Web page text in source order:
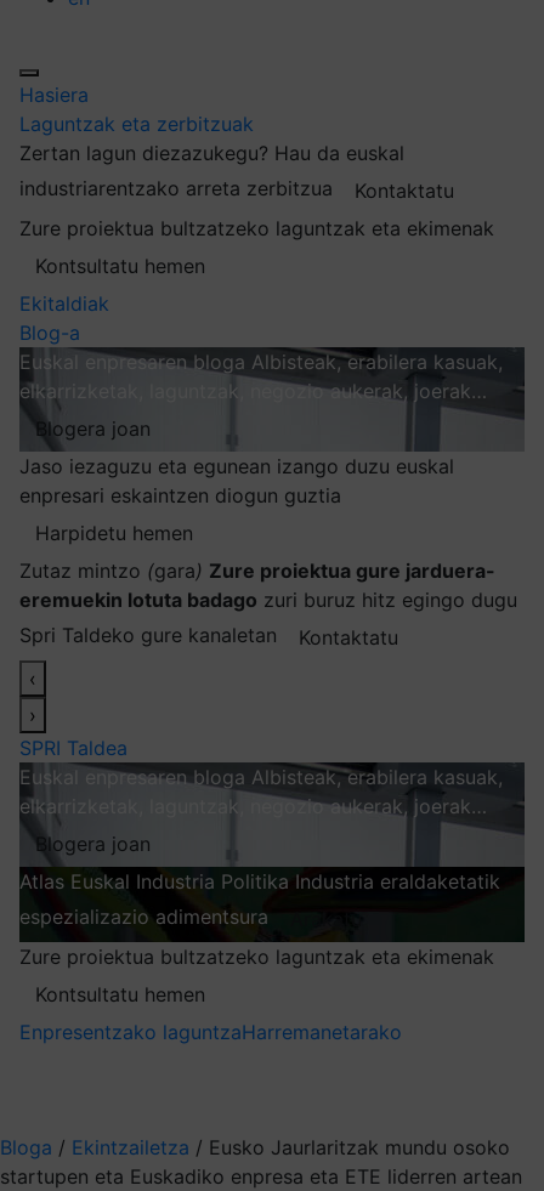
Hasiera
Laguntzak eta zerbitzuak
Zertan lagun diezazukegu? Hau da euskal
industriarentzako arreta zerbitzua
Kontaktatu
Zure proiektua bultzatzeko laguntzak eta ekimenak
Kontsultatu hemen
Ekitaldiak
Blog-a
Euskal enpresaren bloga Albisteak, erabilera kasuak,
elkarrizketak, laguntzak, negozio aukerak, joerak…
Blogera joan
Jaso iezaguzu eta egunean izango duzu euskal
enpresari eskaintzen diogun guztia
Harpidetu hemen
Zutaz mintzo (gara) Zure proiektua gure jarduera-
eremuekin lotuta badago zuri buruz hitz egingo dugu
Spri Taldeko gure kanaletan
Kontaktatu
‹
›
SPRI Taldea
Euskal enpresaren bloga Albisteak, erabilera kasuak,
elkarrizketak, laguntzak, negozio aukerak, joerak…
Blogera joan
Atlas Euskal Industria Politika Industria eraldaketatik
espezializazio adimentsura
Zure proiektua bultzatzeko laguntzak eta ekimenak
Kontsultatu hemen
Enpresentzako laguntzaHarremanetarako
Bloga / Ekintzailetza / Eusko Jaurlaritzak mundu osoko
startupen eta Euskadiko enpresa eta ETE liderren artean